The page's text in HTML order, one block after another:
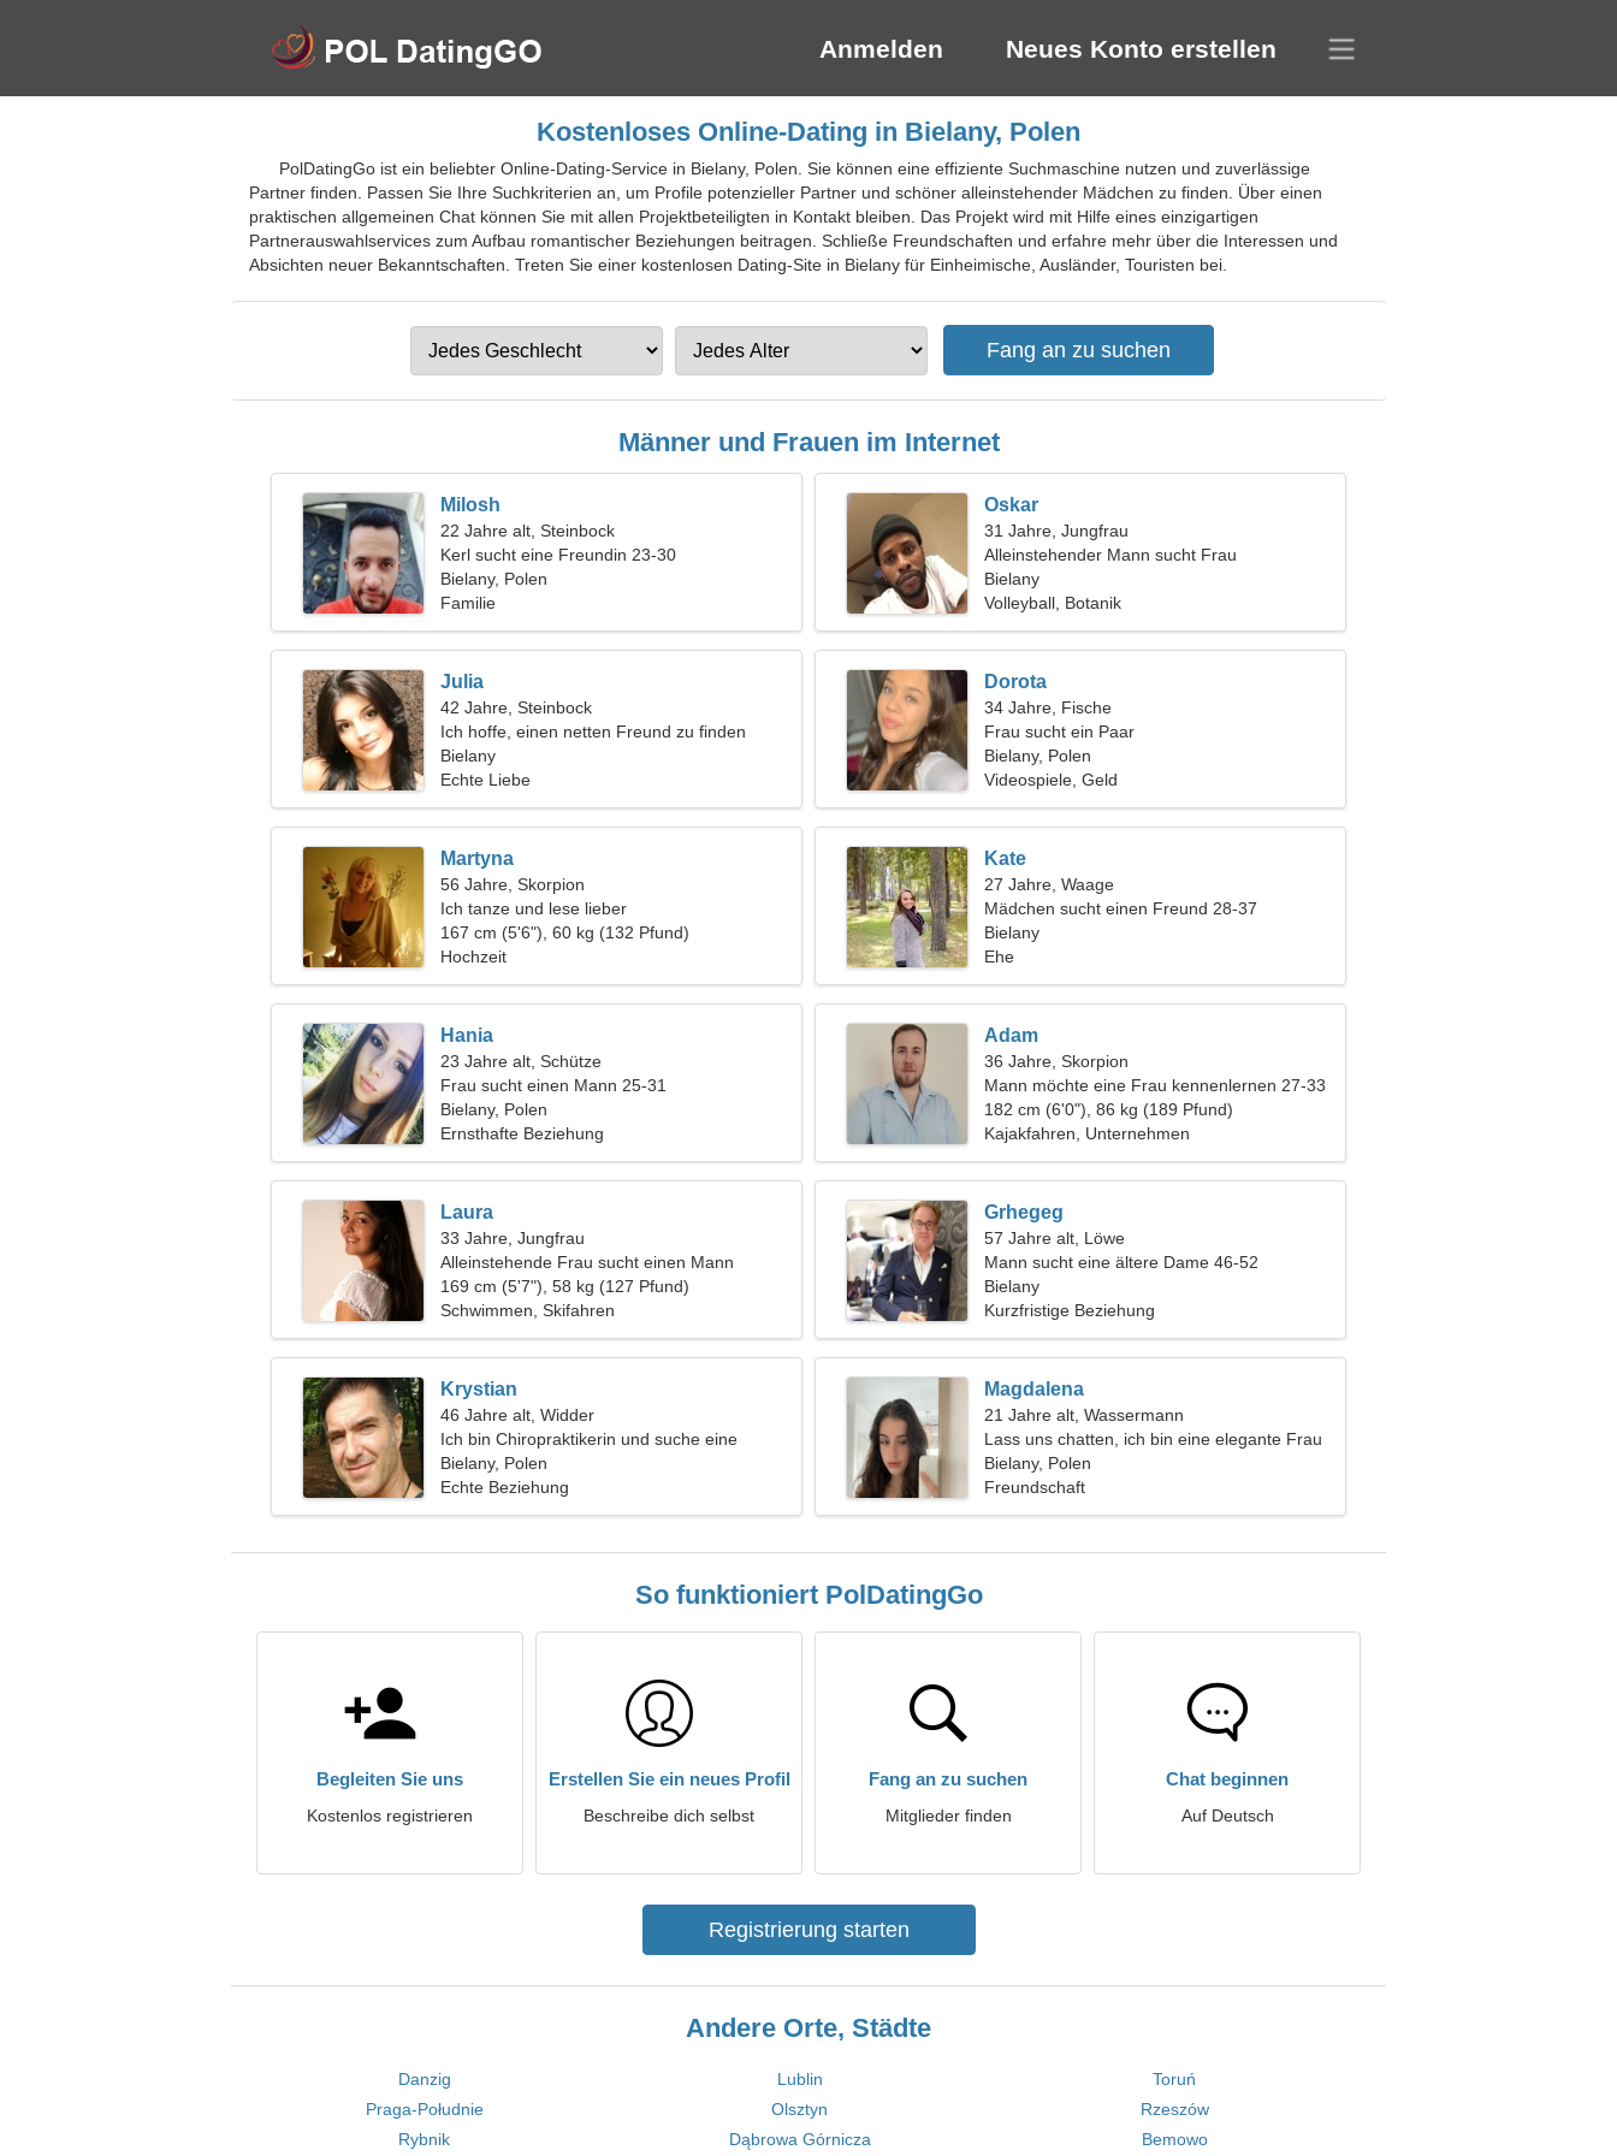
Anmelden Neues Konto erstellen
Kostenloses Online-Dating in Bielany, Polen
PolDatingGo ist ein beliebter Online-Dating-Service in Bielany, Polen. Sie können eine effiziente Suchmaschine nutzen und zuverlässige
Partner finden. Passen Sie Ihre Suchkriterien an, um Profile potenzieller Partner und schöner alleinstehender Mädchen zu finden. Über einen
praktischen allgemeinen Chat können Sie mit allen Projektbeteiligten in Kontakt bleiben. Das Projekt wird mit Hilfe eines einzigartigen
Partnerauswahlservices zum Aufbau romantischer Beziehungen beitragen. Schließe Freundschaften und erfahre mehr über die Interessen und
Absichten neuer Bekanntschaften. Treten Sie einer kostenlosen Dating-Site in Bielany für Einheimische, Ausländer, Touristen bei.
Männer und Frauen im Internet
Milosh
22 Jahre alt, Steinbock
Kerl sucht eine Freundin 23-30
Bielany, Polen
Familie
Oskar
31 Jahre, Jungfrau
Alleinstehender Mann sucht Frau
Bielany
Volleyball, Botanik
Julia
42 Jahre, Steinbock
Ich hoffe, einen netten Freund zu finden
Bielany
Echte Liebe
Dorota
34 Jahre, Fische
Frau sucht ein Paar
Bielany, Polen
Videospiele, Geld
Martyna
56 Jahre, Skorpion
Ich tanze und lese lieber
167 cm (5'6"), 60 kg (132 Pfund)
Hochzeit
Kate
27 Jahre, Waage
Mädchen sucht einen Freund 28-37
Bielany
Ehe
Hania
23 Jahre alt, Schütze
Frau sucht einen Mann 25-31
Bielany, Polen
Ernsthafte Beziehung
Adam
36 Jahre, Skorpion
Mann möchte eine Frau kennenlernen 27-33
182 cm (6'0"), 86 kg (189 Pfund)
Kajakfahren, Unternehmen
Laura
33 Jahre, Jungfrau
Alleinstehende Frau sucht einen Mann
169 cm (5'7"), 58 kg (127 Pfund)
Schwimmen, Skifahren
Grhegeg
57 Jahre alt, Löwe
Mann sucht eine ältere Dame 46-52
Bielany
Kurzfristige Beziehung
Krystian
46 Jahre alt, Widder
Ich bin Chiropraktikerin und suche eine
fantastische Frau
Bielany, Polen
Echte Beziehung
Magdalena
21 Jahre alt, Wassermann
Lass uns chatten, ich bin eine elegante Frau
Bielany, Polen
Freundschaft
So funktioniert PolDatingGo
Begleiten Sie uns
Kostenlos registrieren
Erstellen Sie ein neues Profil
Beschreibe dich selbst
Fang an zu suchen
Mitglieder finden
Chat beginnen
Auf Deutsch
Registrierung starten
Andere Orte, Städte
Danzig Lublin
Toruń
Praga-Południe
Olsztyn
Rzeszów
Rybnik
Dąbrowa Górnicza Bemowo